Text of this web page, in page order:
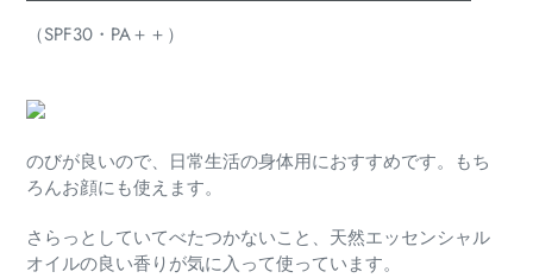
（SPF30・PA＋＋）
のびが良いので、日常生活の身体用におすすめです。 もち
ろんお顔にも使えます。
さらっとしていてべたつかないこと、 天然エッセンシャル
オイルの良い香りが気に入って使っています。